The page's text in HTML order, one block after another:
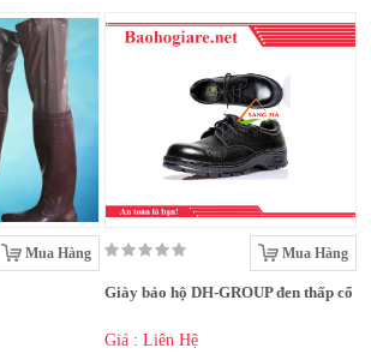
Mua Hàng Mua Hàng
Giày bảo hộ DH-GROUP đen thấp cổ
Giá : Liên Hệ